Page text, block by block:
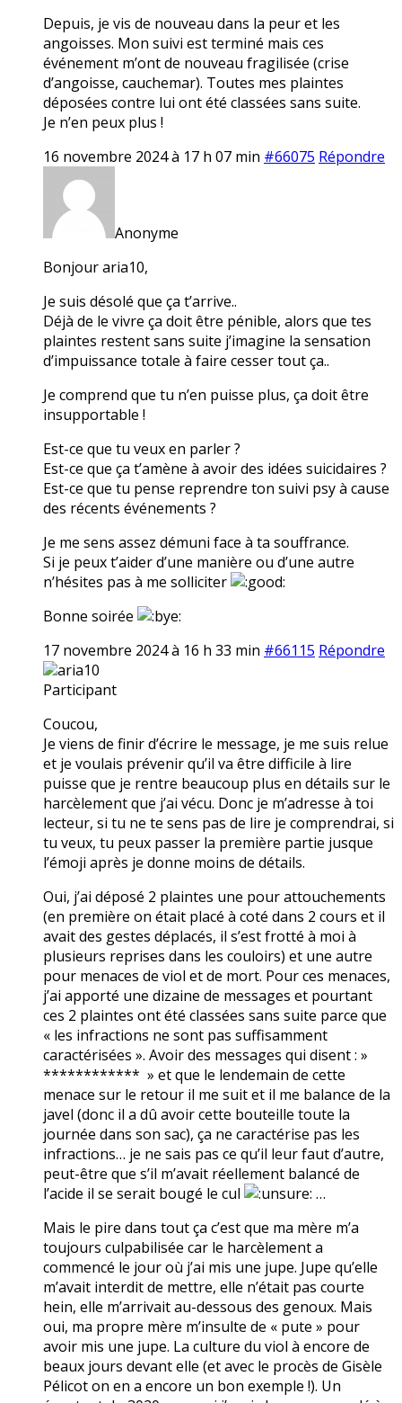
Depuis, je vis de nouveau dans la peur et les
angoisses. Mon suivi est terminé mais ces
événement m’ont de nouveau fragilisée (crise
d’angoisse, cauchemar). Toutes mes plaintes
déposées contre lui ont été classées sans suite.
Je n’en peux plus !
16 novembre 2024 à 17 h 07 min #66075 Répondre
Anonyme
Bonjour aria10,
Je suis désolé que ça t’arrive..
Déjà de le vivre ça doit être pénible, alors que tes
plaintes restent sans suite j’imagine la sensation
d’impuissance totale à faire cesser tout ça..
Je comprend que tu n’en puisse plus, ça doit être
insupportable !
Est-ce que tu veux en parler ?
Est-ce que ça t’amène à avoir des idées suicidaires ?
Est-ce que tu pense reprendre ton suivi psy à cause
des récents événements ?
Je me sens assez démuni face à ta souffrance.
Si je peux t’aider d’une manière ou d’une autre
n’hésites pas à me solliciter
Bonne soirée
17 novembre 2024 à 16 h 33 min #66115 Répondre
aria10
Participant
Coucou,
Je viens de finir d’écrire le message, je me suis relue
et je voulais prévenir qu’il va être difficile à lire
puisse que je rentre beaucoup plus en détails sur le
harcèlement que j’ai vécu. Donc je m’adresse à toi
lecteur, si tu ne te sens pas de lire je comprendrai, si
tu veux, tu peux passer la première partie jusque
l’émoji après je donne moins de détails.
Oui, j’ai déposé 2 plaintes une pour attouchements
(en première on était placé à coté dans 2 cours et il
avait des gestes déplacés, il s’est frotté à moi à
plusieurs reprises dans les couloirs) et une autre
pour menaces de viol et de mort. Pour ces menaces,
j’ai apporté une dizaine de messages et pourtant
ces 2 plaintes ont été classées sans suite parce que
« les infractions ne sont pas suffisamment
caractérisées ». Avoir des messages qui disent : »
************ » et que le lendemain de cette
menace sur le retour il me suit et il me balance de la
javel (donc il a dû avoir cette bouteille toute la
journée dans son sac), ça ne caractérise pas les
infractions… je ne sais pas ce qu’il leur faut d’autre,
peut-être que s’il m’avait réellement balancé de
l’acide il se serait bougé le cul
…
Mais le pire dans tout ça c’est que ma mère m’a
toujours culpabilisée car le harcèlement a
commencé le jour où j’ai mis une jupe. Jupe qu’elle
m’avait interdit de mettre, elle n’était pas courte
hein, elle m’arrivait au-dessous des genoux. Mais
oui, ma propre mère m’insulte de « pute » pour
avoir mis une jupe. La culture du viol à encore de
beaux jours devant elle (et avec le procès de Gisèle
Pélicot on en a encore un bon exemple !). Un